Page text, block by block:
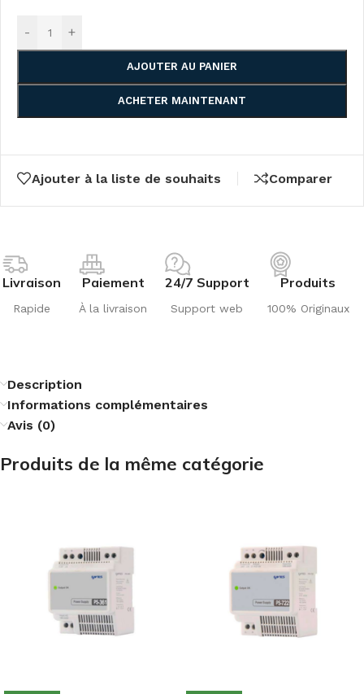
- +
AJOUTER AU PANIER
ACHETER MAINTENANT
Ajouter à la liste de souhaits Comparer
Livraison
Rapide
Paiement
À la livraison
24/7 Support
Support web
Produits
100% Originaux
Description
Informations complémentaires
Avis (0)
Produits de la même catégorie